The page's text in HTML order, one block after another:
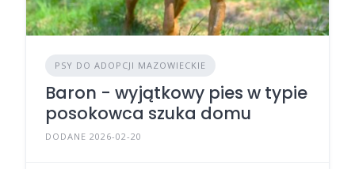
PSY DO ADOPCJI MAZOWIECKIE
Baron - wyjątkowy pies w typie
posokowca szuka domu
DODANE 2026-02-20